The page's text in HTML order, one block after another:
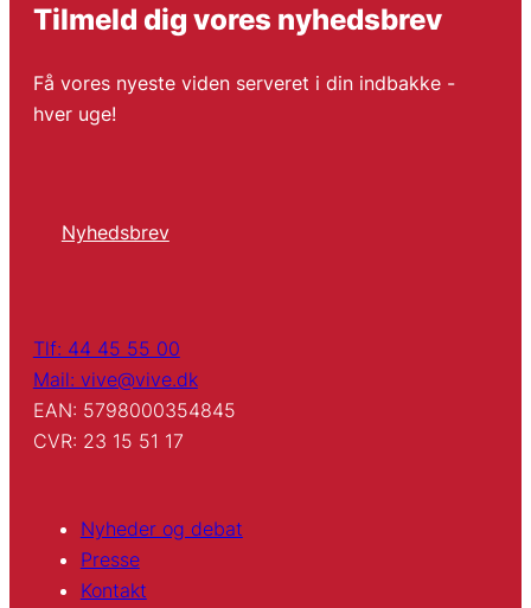
Tilmeld dig vores nyhedsbrev
Få vores nyeste viden serveret i din indbakke -
hver uge!
Nyhedsbrev
Tlf: 44 45 55 00
Mail: vive@vive.dk
EAN: 5798000354845
CVR: 23 15 51 17
Nyheder og debat
Presse
Kontakt